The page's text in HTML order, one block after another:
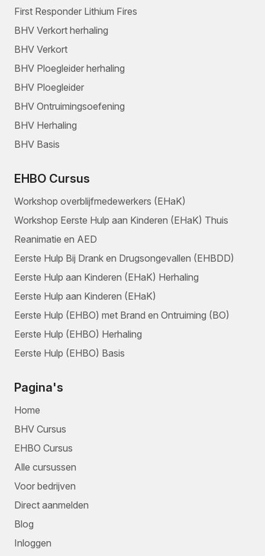
First Responder Lithium Fires
BHV Verkort herhaling
BHV Verkort
BHV Ploegleider herhaling
BHV Ploegleider
BHV Ontruimingsoefening
BHV Herhaling
BHV Basis
EHBO Cursus
Workshop overblijfmedewerkers (EHaK)
Workshop Eerste Hulp aan Kinderen (EHaK) Thuis
Reanimatie en AED
Eerste Hulp Bij Drank en Drugsongevallen (EHBDD)
Eerste Hulp aan Kinderen (EHaK) Herhaling
Eerste Hulp aan Kinderen (EHaK)
Eerste Hulp (EHBO) met Brand en Ontruiming (BO)
Eerste Hulp (EHBO) Herhaling
Eerste Hulp (EHBO) Basis
Pagina's
Home
BHV Cursus
EHBO Cursus
Alle cursussen
Voor bedrijven
Direct aanmelden
Blog
Inloggen